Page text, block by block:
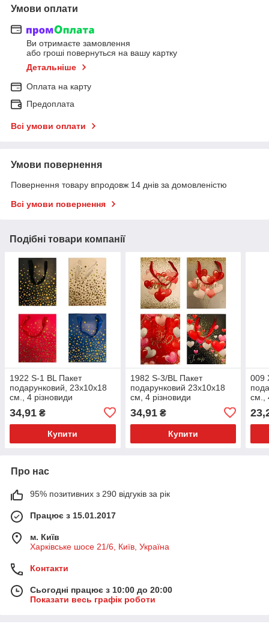
Умови оплати
Ви отримаєте замовлення
або гроші повернуться на вашу картку
Детальніше
Оплата на карту
Предоплата
Всі умови оплати
Умови повернення
Повернення товару впродовж 14 днів за домовленістю
Всі умови повернення
Подібні товари компанії
1922 S-1 BL Пакет
подарунковий, 23х10х18
см., 4 різновиди
34,91 ₴
Купити
1982 S-3/BL Пакет
подарунковий 23х10х18
см, 4 різновиди
34,91₴
Купити
009
см.,
Про нас
95% позитивних з 290 відгуків за рік
Працює з 15.01.2017
м. Київ
Харківське шосе 21/6, Київ, Україна
Контакти
Сьогодні працює з 10:00 до 20:00
Показати весь графік роботи